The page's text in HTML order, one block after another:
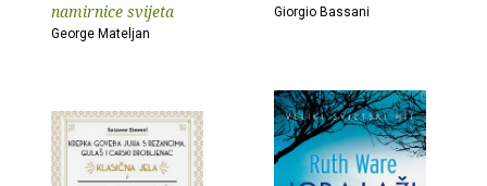
namirnice svijeta
George Mateljan
Giorgio Bassani